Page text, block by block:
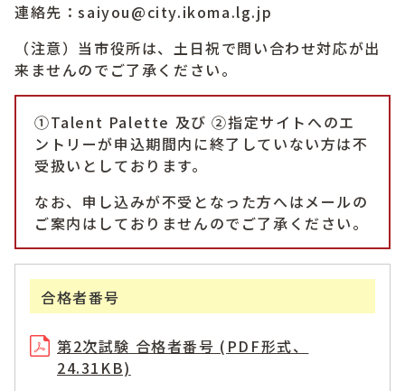
連絡先：saiyou@city.ikoma.lg.jp
（注意）当市役所は、土日祝で問い合わせ対応が出
来ませんのでご了承ください。
①Talent Palette 及び ②指定サイトへのエ
ントリーが申込期間内に終了していない方は不
受扱いとしております。
なお、申し込みが不受となった方へはメールの
ご案内はしておりませんのでご了承ください。
合格者番号
第2次試験 合格者番号 (PDF形式、
24.31KB)